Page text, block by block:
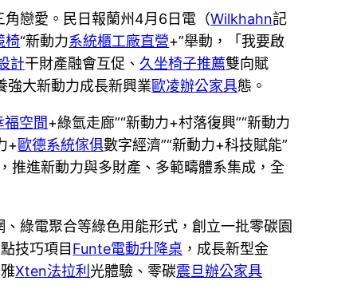
戀愛。民日報蘭州4月6日電（Wilkhahn記
椅“新動力系統櫃工廠直營+”舉動，「我要啟
計干財產融會互促、久坐椅子推薦雙向賦
強大新動力成長新興業歐凌辦公家具態。
福空間+綠氫走廊”“新動力+村落復興”“新動力
+歐德系統傢俱數字經濟”“新動力+科技賦能”
推進新動力與多財產、多範疇體系集成，全
綠電聚合等綠色用能形式，創立一批零碳園
技巧項目 Funte電動升降桌 ，成長新型金
Xten法拉利 光體驗、零碳震旦辦公家具